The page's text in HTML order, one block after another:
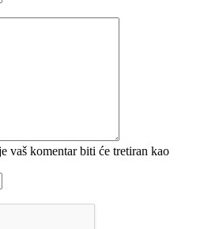
vaš komentar biti će tretiran kao